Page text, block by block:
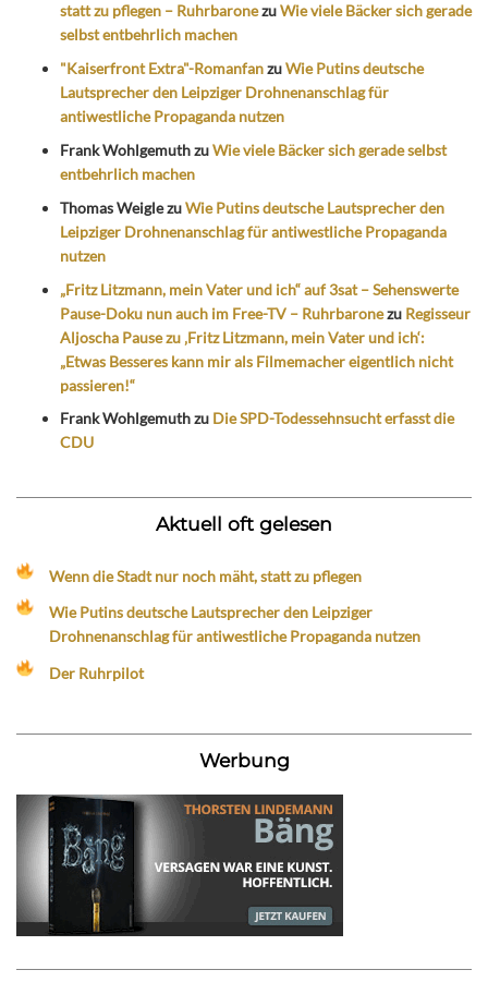
statt zu pflegen – RuhrbaronezuWie viele Bäcker sich gerade
selbst entbehrlich machen
"Kaiserfront Extra"-RomanfanzuWie Putins deutsche
Lautsprecher den Leipziger Drohnenanschlag für
antiwestliche Propaganda nutzen
Frank WohlgemuthzuWie viele Bäcker sich gerade selbst
entbehrlich machen
Thomas WeiglezuWie Putins deutsche Lautsprecher den
Leipziger Drohnenanschlag für antiwestliche Propaganda
nutzen
„Fritz Litzmann, mein Vater und ich“ auf 3sat – Sehenswerte
Pause-Doku nun auch im Free-TV – Ruhrbaronezu Regisseur
Aljoscha Pause zu ‚Fritz Litzmann, mein Vater und ich‘:
„Etwas Besseres kann mir als Filmemacher eigentlich nicht
passieren!“
Frank Wohlgemuthzu Die SPD-Todessehnsucht erfasst die
CDU
Aktuell oft gelesen
Wenn die Stadt nur noch mäht, statt zu pflegen
Wie Putins deutsche Lautsprecher den Leipziger
Drohnenanschlag für antiwestliche Propaganda nutzen
Der Ruhrpilot
Werbung